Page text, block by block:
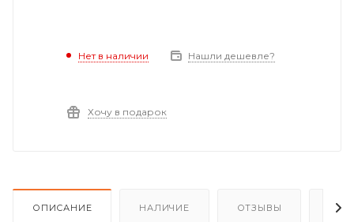
Нет в наличии Нашли дешевле?
Хочу в подарок
ОПИСАНИЕ НАЛИЧИЕ ОТЗЫВЫ